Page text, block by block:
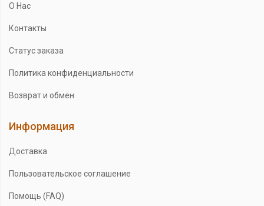
О Нас
Контакты
Статус заказа
Политика конфиденциальности
Возврат и обмен
Информация
Доставка
Пользовательское соглашение
Помощь (FAQ)